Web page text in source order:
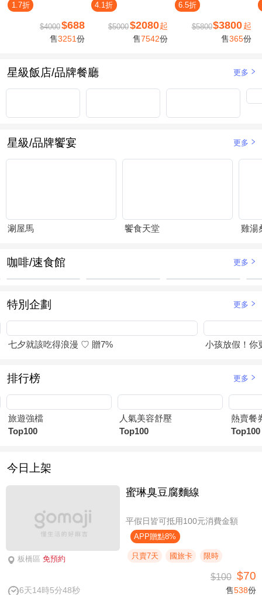
1.7折
$4000$688
售3251份
4.1折
$5000$2080起
售7542份
6.5折
$5800$3800 起
售365份
星級飯店/品牌餐廳 更多
星級/品牌饗宴 更多
涮屋馬 饗食天堂 雞湯
咖啡/速食館 更多
特別企劃 更多
七夕就該吃得浪漫 ♡ 贈7% 小孩放假！你
排行榜 更多
旅遊強檔
Top100
人氣美容舒壓
Top100
熱賣餐
Top100
今日上架
板橋區 免預約
蜜琳臭豆腐麵線
平假日皆可抵用100元消費金額
APP贈點8%
只賣7天 國旅卡 限時
6天14時5分47秒
$100 $70
售538份